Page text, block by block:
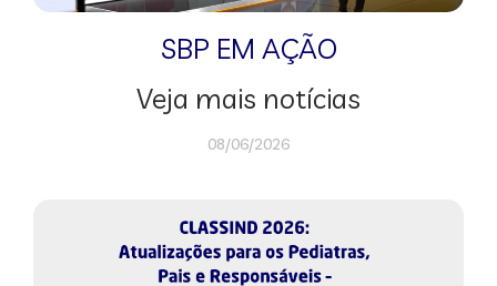
SBP EM AÇÃO
Veja mais notícias
08/06/2026